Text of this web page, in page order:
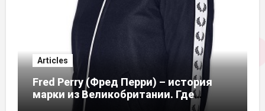
Articles
Fred Perry (Фред Перри) – история
марки из Великобритании. Где
купить в России, адреса магазинов